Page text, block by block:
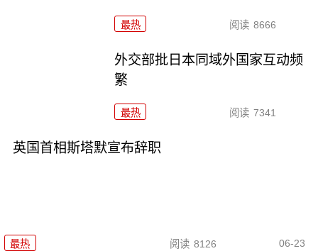
最热 阅读 8666
外交部批日本同域外国家互动频
繁
最热 阅读 7341
英国首相斯塔默宣布辞职
最热 阅读 8126 06-23